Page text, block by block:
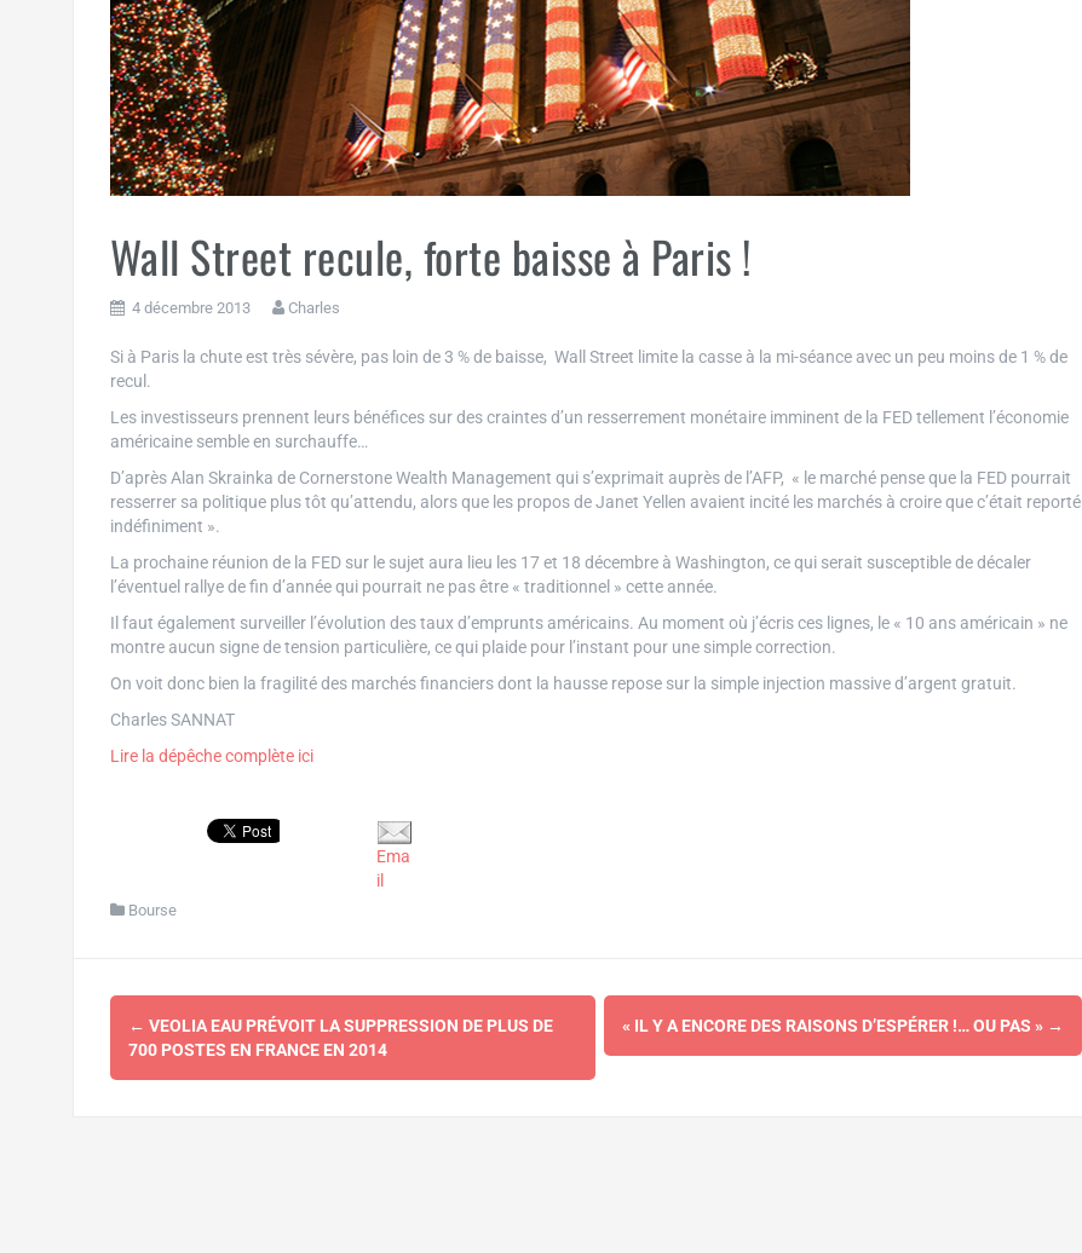
Wall Street recule, forte baisse à Paris !
4 décembre 2013 Charles
Si à Paris la chute est très sévère, pas loin de 3 % de baisse, Wall Street limite la casse à la mi-séance avec un peu moins de 1 % de
recul.
Les investisseurs prennent leurs bénéfices sur des craintes d’un resserrement monétaire imminent de la FED tellement l’économie
américaine semble en surchauffe…
D’après Alan Skrainka de Cornerstone Wealth Management qui s’exprimait auprès de l’AFP, « le marché pense que la FED pourrait
resserrer sa politique plus tôt qu’attendu, alors que les propos de Janet Yellen avaient incité les marchés à croire que c’était reporté
indéfiniment ».
La prochaine réunion de la FED sur le sujet aura lieu les 17 et 18 décembre à Washington, ce qui serait susceptible de décaler
l’éventuel rallye de fin d’année qui pourrait ne pas être « traditionnel » cette année.
Il faut également surveiller l’évolution des taux d’emprunts américains. Au moment où j’écris ces lignes, le « 10 ans américain » ne
montre aucun signe de tension particulière, ce qui plaide pour l’instant pour une simple correction.
On voit donc bien la fragilité des marchés financiers dont la hausse repose sur la simple injection massive d’argent gratuit.
Charles SANNAT
Lire la dépêche complète ici
Ema
il
Bourse
Navigation
d'article
← VEOLIA EAU PRÉVOIT LA SUPPRESSION DE PLUS DE
700 POSTES EN FRANCE EN 2014
« IL Y A ENCORE DES RAISONS D’ESPÉRER !… OU PAS » →